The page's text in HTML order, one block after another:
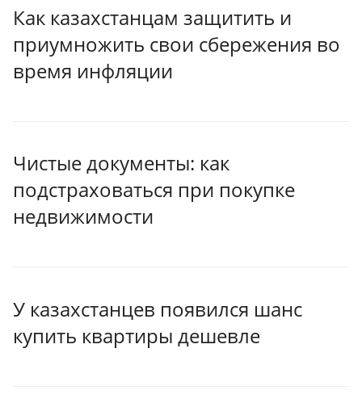
Как казахстанцам защитить и
приумножить свои сбережения во
время инфляции
Чистые документы: как
подстраховаться при покупке
недвижимости
У казахстанцев появился шанс
купить квартиры дешевле